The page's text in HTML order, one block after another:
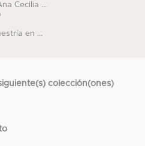
Cecilia ...
en ...
colección(ones)